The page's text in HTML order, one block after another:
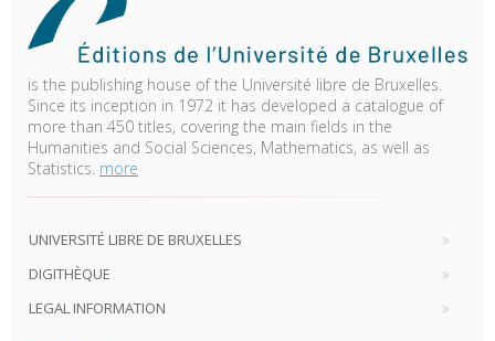
is the publishing house of the Université libre de Bruxelles.
Since its inception in 1972 it has developed a catalogue of
more than 450 titles, covering the main fields in the
Humanities and Social Sciences, Mathematics, as well as
Statistics. more
UNIVERSITÉ LIBRE DE BRUXELLES
DIGITHÈQUE
LEGAL INFORMATION